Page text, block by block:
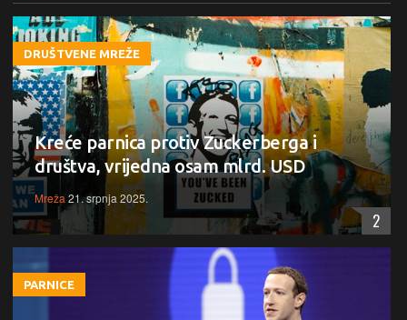
DRUŠTVENE MREŽE
Kreće parnica protiv Zuckerberga i
društva, vrijedna osam mlrd. USD
Mreža 21. srpnja 2025.
2
PARNICE